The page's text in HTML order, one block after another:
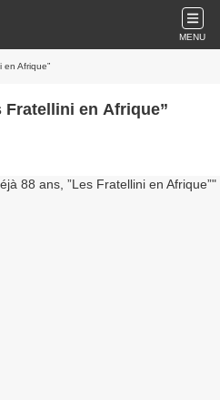
MENU
en Afrique”
Fratellini en Afrique”